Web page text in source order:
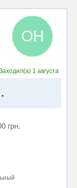
ОН
1 августа
грн.